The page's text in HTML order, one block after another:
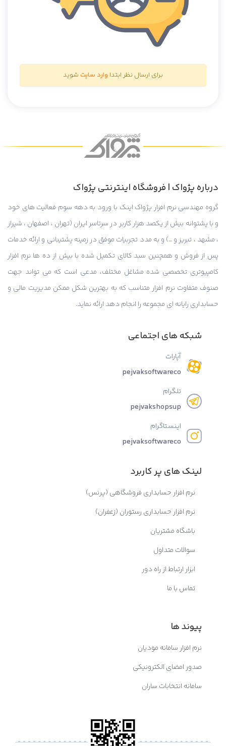
برای ارسال نظر ابتدا وارد سایت شوید
درباره پژواک | فروشگاه اینترنتی پژواک
گروه مهندسی نرم افزار پژواک اینک با ورود به دهه سوم فعالیت های خود
و با پشتوانه بیش از یکصد هزار کاربر در سرتاسر ایران (تهران ، اصفهان ، شیراز
، مشهد ، تبریز و …) و به مدد تجربیات موفق در زمینه پشتیبانی و ارائه خدمات
پس از فروش و همچنین سبد کالای تکمیل شده با بیش از ده ها نرم افزار
کامپیوتری تخصصی شده مشاغل مختلف، مدعی است که می تواند جهت
صنوف متفاوت نرم افزار متناسب که به بهترین شکل ممکن مدیریت مالی و
حسابداری رایانه ای مجموعه را انجام دهد ارائه نماید.
شبکه های اجتماعی
آپارات
pejvaksoftwareco
تلگرام
pejvakshopsup
اینستاگرام
pejvaksoftwareco
لینک های پر کاربرد
نرم افزار حسابداری فروشگاهی (پرنس)
نرم افزار حسابداری رستوران (زعفران)
باشگاه مشتریان
سوالات متداول
ابزار ارتباط از راه دور
تماس با ما
پیوند ها
نرم افزار سامانه مودیان
صدور امضای الکترونیکی
سامانه انتخابات ساران